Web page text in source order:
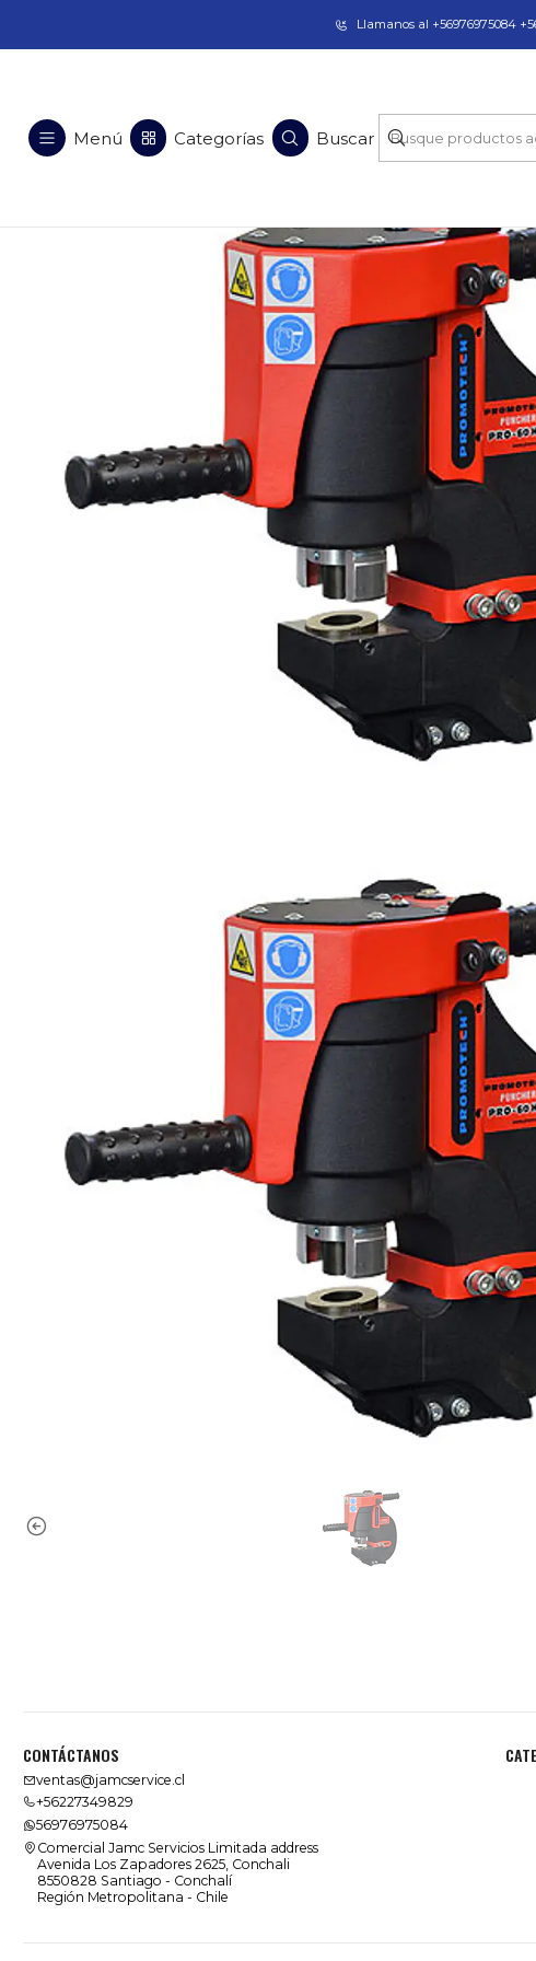
Taladros Magnéticos en Chile | Venta, Arriendo
Menú Categorías Buscar
Llamanos al +56976975084
CONTÁCTANOS
ventas@jamcservice.cl
+56227349829
56976975084
Comercial Jamc Servicios Limitada address
Avenida Los Zapadores 2625, Conchali
8550828 Santiago - Conchalí
Región Metropolitana - Chile